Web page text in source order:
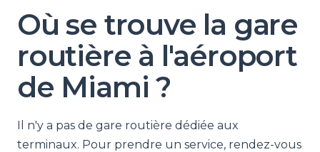
Où se trouve la gare
routière à l'aéroport
de Miami ?
Il n'y a pas de gare routière dédiée aux
terminaux. Pour prendre un service, rendez-vous